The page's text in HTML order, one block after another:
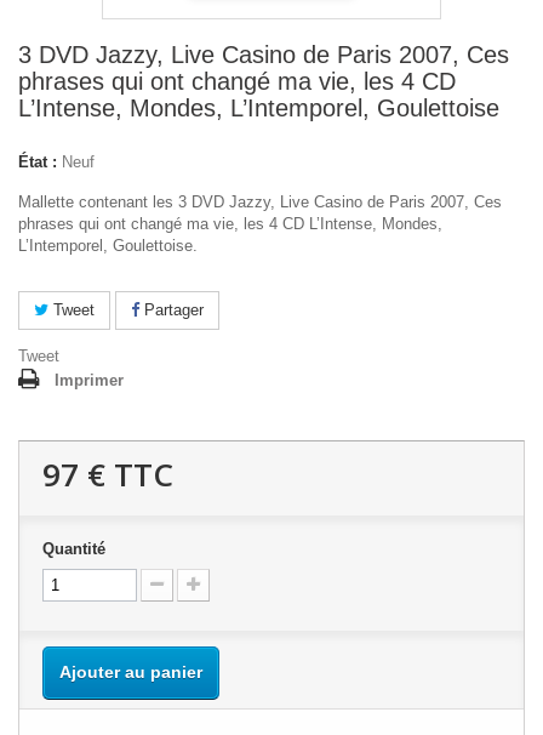
3 DVD Jazzy, Live Casino de Paris 2007, Ces
phrases qui ont changé ma vie, les 4 CD
L’Intense, Mondes, L’Intemporel, Goulettoise
État : Neuf
Mallette contenant les 3 DVD Jazzy, Live Casino de Paris 2007, Ces
phrases qui ont changé ma vie, les 4 CD L’Intense, Mondes,
L’Intemporel, Goulettoise.
Tweet Partager
Tweet
Imprimer
97 € TTC
Quantité
Ajouter au panier